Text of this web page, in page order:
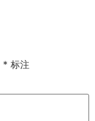
* 标注